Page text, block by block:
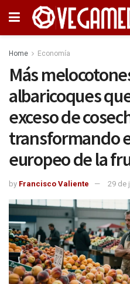
Home Economía
Más
albaricoques
exceso de
transformando
europeo de la
by Francisco Valiente 29 de